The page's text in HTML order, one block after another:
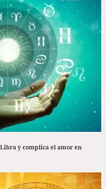
y complica el amor en